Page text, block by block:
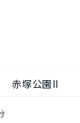
赤塚公園II